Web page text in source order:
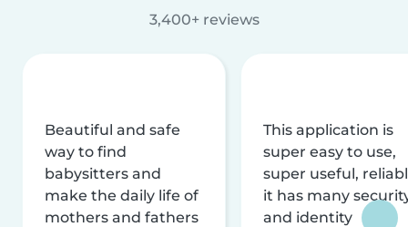
3,400+ reviews
Beautiful and safe
way to find
babysitters and
make the daily life of
mothers and fathers
This application is
super easy to use,
super useful,
it has many
and identity